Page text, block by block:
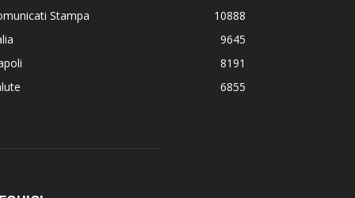
Stampa
10888
9645
8191
6855